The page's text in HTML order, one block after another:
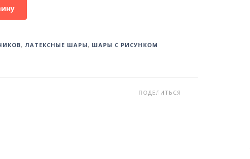
, ЛАТЕКСНЫЕ ШАРЫ, ШАРЫ С РИСУНКОМ
ПОДЕЛИТЬСЯ